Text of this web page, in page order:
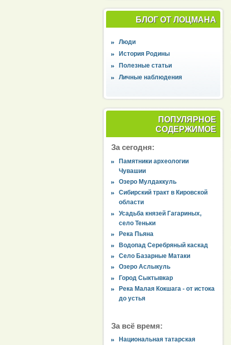
БЛОГ ОТ ЛОЦМАНА
Люди
История Родины
Полезные статьи
Личные наблюдения
ПОПУЛЯРНОЕ
СОДЕРЖИМОЕ
За сегодня:
Памятники археологии
Чувашии
Озеро Мулдаккуль
Сибирский тракт в Кировской
области
Усадьба князей Гагариных,
село Теньки
Река Пьяна
Водопад Серебряный каскад
Село Базарные Матаки
Озеро Аслыкуль
Город Сыктывкар
Река Малая Кокшага - от истока
до устья
За всё время:
Национальная татарская